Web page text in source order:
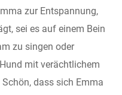
zur Entspannung,
sei es auf einem Bein
zu singen oder
mit verächtlichem
dass sich Emma